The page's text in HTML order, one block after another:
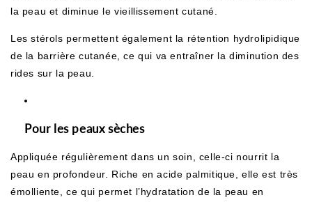
la peau et diminue le vieillissement cutané.
Les stérols permettent également la rétention hydrolipidique
de la barrière cutanée, ce qui va entraîner la diminution des
rides sur la peau.
Pour les peaux sèches
Appliquée régulièrement dans un soin, celle-ci nourrit la
peau en profondeur. Riche en acide palmitique, elle est très
émolliente, ce qui permet l’hydratation de la peau en